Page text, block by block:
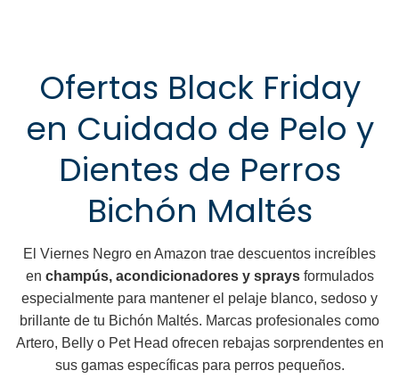
Ofertas Black Friday
en Cuidado de Pelo y
Dientes de Perros
Bichón Maltés
El Viernes Negro en Amazon trae descuentos increíbles
en champús, acondicionadores y spraysformulados
especialmente para mantener el pelaje blanco, sedoso y
brillante de tu Bichón Maltés. Marcas profesionales como
Artero, Belly o Pet Head ofrecen rebajas sorprendentes en
sus gamas específicas para perros pequeños.